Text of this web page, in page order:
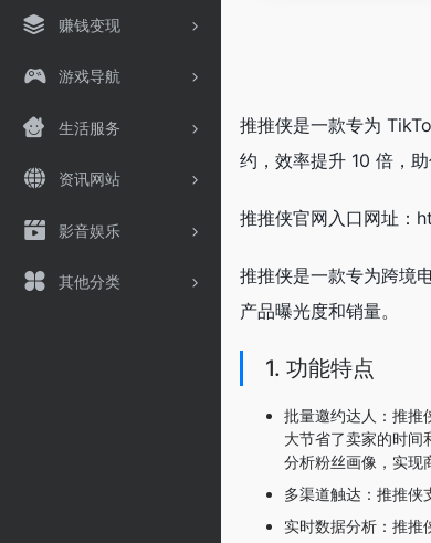
赚钱变现
游戏导航
生活服务
资讯网站
影音娱乐
其他分类
推推侠是一款专为
约，效率提升 10 倍，
推推侠官网入口网址
推推侠是一款专为跨境
产品曝光度和销量。
1. 功能特点
批量邀约达人：推推
大节省了卖家的时
分析粉丝画像，实现
多渠道触达：推推侠
实时数据分析：推推